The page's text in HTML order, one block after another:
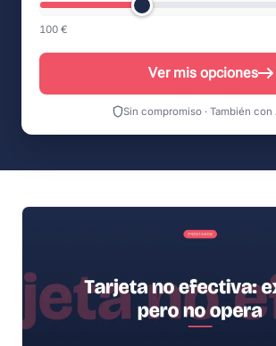
100 €
Ver mis opciones
Sin compromiso · También con